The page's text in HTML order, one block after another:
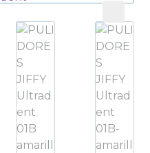
Bioseguridad ▸
▸
▸